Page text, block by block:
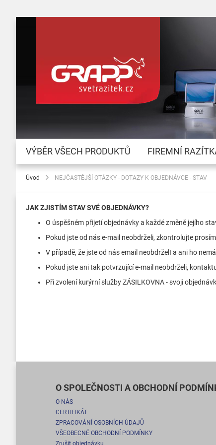
VÝBĚR VŠECH PRODUKTŮ FIREMNÍ
Úvod NEJČASTĚJŠÍ OTÁZKY - DOTAZY K OBJEDNÁVCE - STAV
JAK ZJISTÍM STAV SVÉ OBJEDNÁVKY?
O úspěšném přijetí objednávky a každé změně jejího
Pokud jste od nás e-mail neobdrželi, zkontrolujte
V případě, že jste od nás email neobdrželI a ani ho
Pokud jste ani tak potvrzující e-mail neobdrželi,
Při zvolení kurýrní služby ZÁSILKOVNA - svoji
O SPOLEČNOSTI A OBCHODNÍ
O NÁS
CERTIFIKÁT
ZPRACOVÁNÍ OSOBNÍCH ÚDAJŮ
VŠEOBECNÉ OBCHODNÍ PODMÍNKY